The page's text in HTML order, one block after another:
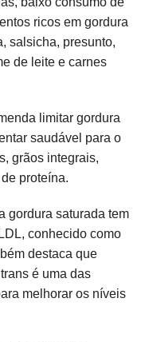
ricos em gordura
salsicha, presunto,
de leite e carnes
limitar gordura
saudável para o
grãos integrais,
proteína.
gordura saturada tem
conhecido como
destaca que
é uma das
melhorar os níveis